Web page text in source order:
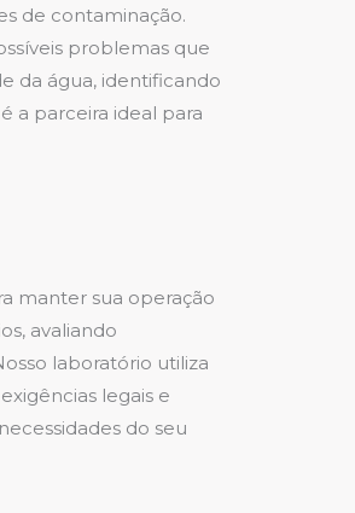
de contaminação.
problemas que
da água, identificando
a parceira ideal para
manter sua operação
avaliando
laboratório utiliza
legais e
do seu